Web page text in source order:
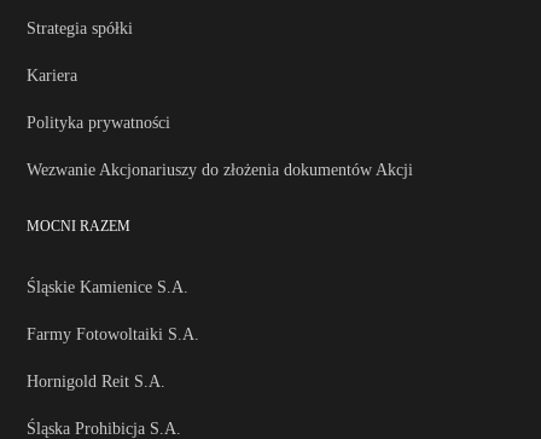
Strategia spółki
Kariera
Polityka prywatności
Wezwanie Akcjonariuszy do złożenia dokumentów Akcji
MOCNI RAZEM
Śląskie Kamienice S.A.
Farmy Fotowoltaiki S.A.
Hornigold Reit S.A.
Śląska Prohibicja S.A.